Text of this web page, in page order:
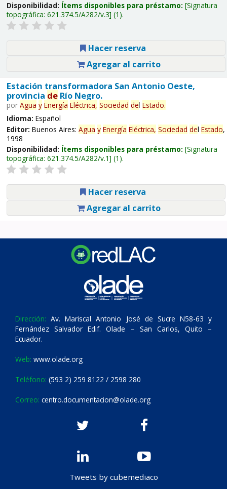
Disponibilidad: Ítems disponibles para préstamo: Signatura
topográfica: 621.374.5/A282/v.3 (1).
Hacer reserva
Agregar al carrito
Estación transformadora San Antonio Oeste,
provincia deRío Negro.
por Agua y Energía Eléctrica, Sociedad del Estado.
Idioma: Español
Editor: Buenos Aires: Agua y Energía Eléctrica, Sociedad del Estado,
1998
Disponibilidad: Ítems disponibles para préstamo: Signatura
topográfica: 621.374.5/A282/v.1 (1).
Hacer reserva
Agregar al carrito
Dirección: Av. Mariscal Antonio José de Sucre N58-63 y
Fernández Salvador Edif. Olade – San Carlos, Quito –
Ecuador.
Web: www.olade.org
Teléfono: (593 2) 259 8122 / 2598 280
Correo: centro.documentacion@olade.org
Tweets by cubemediaco